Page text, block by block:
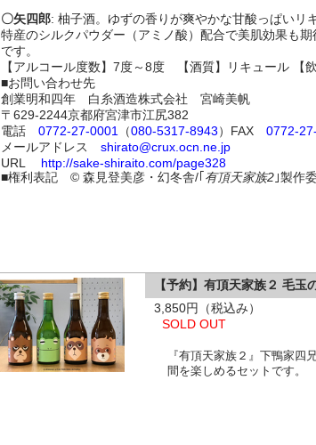
〇矢四郎: 柚子酒。ゆずの香りが爽やかな甘酸っぱいリ
特産のシルクパウダー（アミノ酸）配合で美肌効果も
です。
【アルコール度数】7度～8度 【酒質】リキュール 【
■お問い合わせ先
創業明和四年 白糸酒造株式会社 宮崎美帆
〒629-2244京都府宮津市江尻382
電話0772-27-0001 （080-5317-8943）FAX0772-
メールアドレスshirato@crux.ocn.ne.jp
URL http://sake-shiraito.com/page328
■権利表記 © 森見登美彦・幻冬舎/｢ 有頂天家族2 ｣製作
【予約】有頂天家族２ 毛玉
3,850円（税込み）
SOLD OUT
『有頂天家族２』下鴨家四
間を楽しめるセットです。